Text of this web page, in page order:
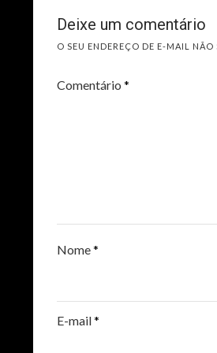
Deixe um comentário
O SEU ENDEREÇO DE E-MAIL NÃO
Comentário *
Nome*
E-mail*